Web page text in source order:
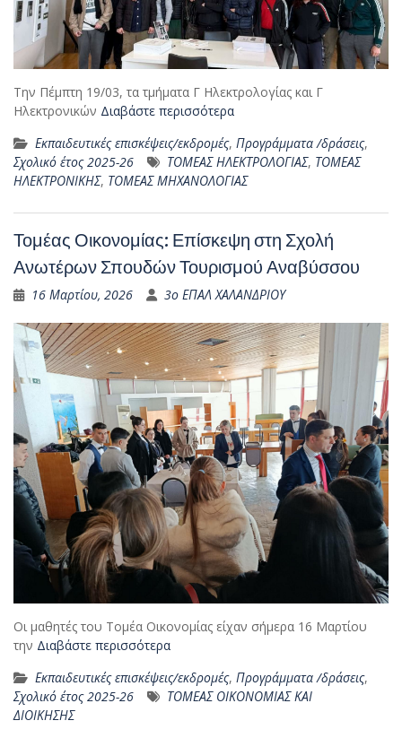
Την Πέμπτη 19/03, τα τμήματα Γ Ηλεκτρολογίας και Γ
Ηλεκτρονικών Διαβάστε περισσότερα
Εκπαιδευτικές επισκέψεις/εκδρομές, Προγράμματα /δράσεις,
Σχολικό έτος 2025-26
ΤΟΜΕΑΣ ΗΛΕΚΤΡΟΛΟΓΙΑΣ, ΤΟΜΕΑΣ
ΗΛΕΚΤΡΟΝΙΚΗΣ, ΤΟΜΕΑΣ ΜΗΧΑΝΟΛΟΓΙΑΣ
Τομέας Οικονομίας: Επίσκεψη στη Σχολή
Ανωτέρων Σπουδών Τουρισμού Αναβύσσου
16 Μαρτίου, 2026 3ο ΕΠΑΛ ΧΑΛΑΝΔΡΙΟΥ
Οι μαθητές του Τομέα Οικονομίας είχαν σήμερα 16 Μαρτίου
την Διαβάστε περισσότερα
Εκπαιδευτικές επισκέψεις/εκδρομές, Προγράμματα /δράσεις,
Σχολικό έτος 2025-26
ΤΟΜΕΑΣ ΟΙΚΟΝΟΜΙΑΣ ΚΑΙ
ΔΙΟΙΚΗΣΗΣ